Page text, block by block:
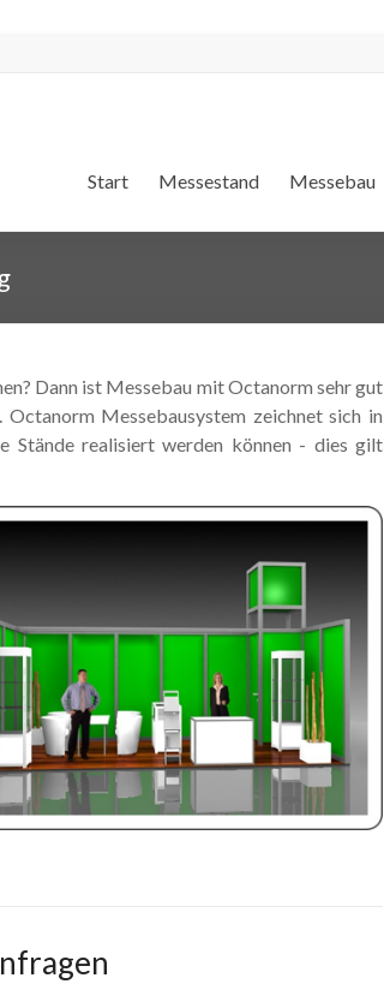
Start Messestand Messebau
Dann ist Messebau mit Octanorm sehr gut
Messebausystem zeichnet sich in
Stände realisiert werden können - dies gilt